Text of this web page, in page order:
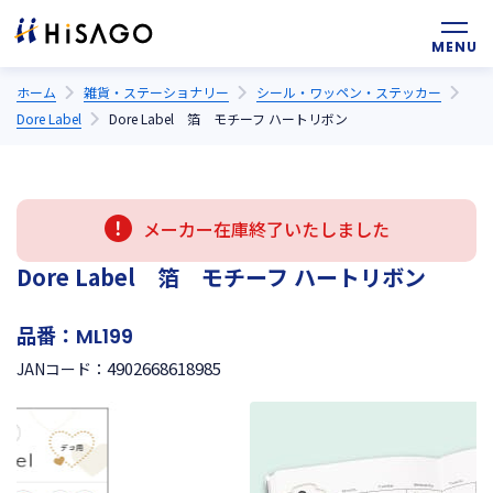
ホーム 雑貨・ステーショナリー
シール・ワッペン・ステッカー
Dore Label
Dore Label 箔 モチーフ ハートリボン
メーカー在庫終了いたしました
Dore Label 箔 モチーフ ハートリボン
品番： ML199
JANコード： 4902668618985